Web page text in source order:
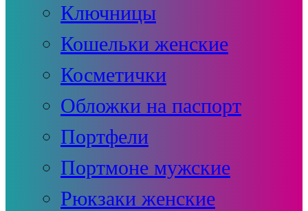
Ключницы
Кошельки женские
Косметички
Обложки на паспорт
Портфели
Портмоне мужские
Рюкзаки женские